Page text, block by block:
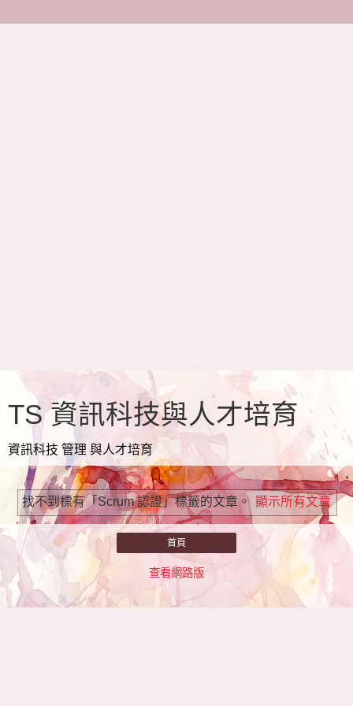
TS 資訊科技與人才培育
資訊科技 管理 與人才培育
找不到標有「Scrum 認證」標籤的文章。 顯示所有文章
首頁
查看網路版